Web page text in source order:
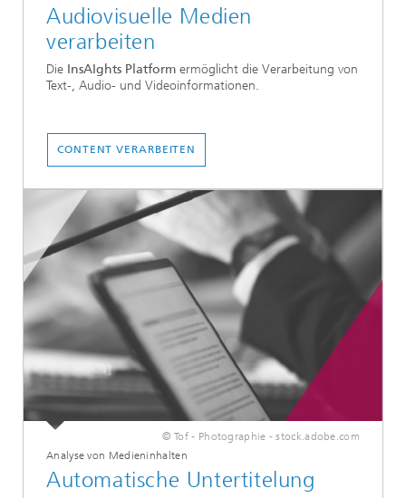
Audiovisuelle Medien
verarbeiten
Die InsAIghts Platform ermöglicht die Verarbeitung von
Text-, Audio- und Videoinformationen.
CONTENT VERARBEITEN
© Tof - Photographie - stock.adobe.com
Analyse von Medieninhalten
Automatische Untertitelung